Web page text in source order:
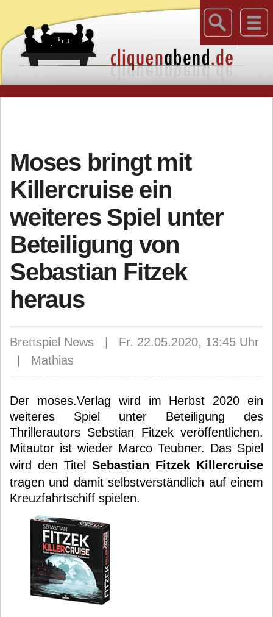
Moses bringt mit
Killercruise ein
weiteres Spiel unter
Beteiligung von
Sebastian Fitzek
heraus
Brettspiel News | Fr. 22.05.2020, 13:45 Uhr
| Mathias
Der moses.Verlag wird im Herbst 2020 ein
weiteres Spiel unter Beteiligung des
Thrillerautors Sebstian Fitzek veröffentlichen.
Mitautor ist wieder Marco Teubner. Das Spiel
wird den Titel Sebastian Fitzek Killercruise
tragen und damit selbstverständlich auf einem
Kreuzfahrtschiff spielen.